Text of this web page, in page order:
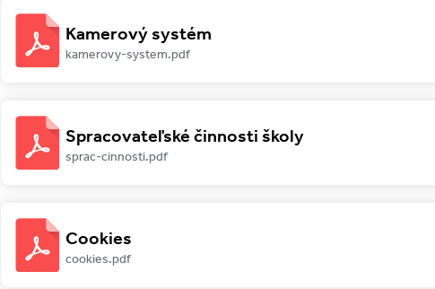
Kamerový systém
kamerovy-system.pdf
Spracovateľské činnosti školy
sprac-cinnosti.pdf
Cookies
cookies.pdf